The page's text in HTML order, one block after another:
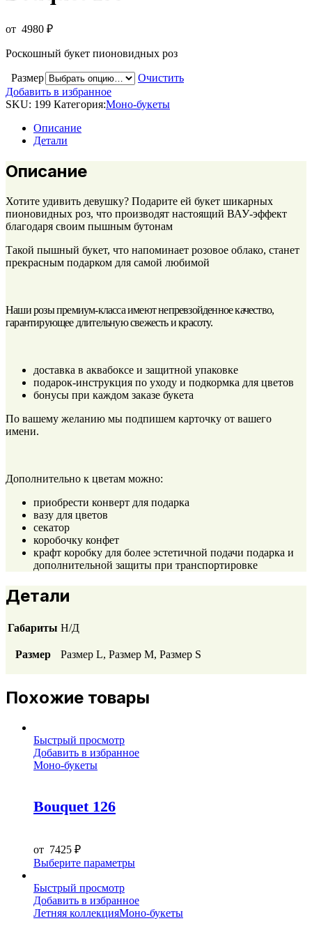
от 4980 ₽
Роскошный букет пионовидных роз
Размер
Очистить
Добавить в избранное
SKU: 199 Категория:Моно-букеты
Описание
Детали
Описание
Хотите удивить девушку? Подарите ей букет шикарных
пионовидных роз, что производят настоящий ВАУ-эффект
благодаря своим пышным бутонам
Такой пышный букет, что напоминает розовое облако, станет
прекрасным подарком для самой любимой
Наши розы премиум-класса имеют непревзойденное качество,
гарантирующее длительную свежесть и красоту.
доставка в аквабоксе и защитной упаковке
подарок-инструкция по уходу и подкормка для цветов
бонусы при каждом заказе букета
По вашему желанию мы подпишем карточку от вашего
имени.
Дополнительно к цветам можно:
приобрести конверт для подарка
вазу для цветов
секатор
коробочку конфет
крафт коробку для более эстетичной подачи подарка и
дополнительной защиты при транспортировке
Детали
Габариты Н/Д
Размер Размер L, Размер М, Размер S
Похожие товары
Быстрый просмотр
Добавить в избранное
Моно-букеты
Bouquet 126
от 7425 ₽
Выберите параметрыЭтот
несколько
вариаций.
Быстрый просмотр
Добавить в избранное
Летняя коллекцияМоно-букеты